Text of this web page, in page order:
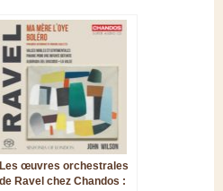
Les œuvres orchestrales
de Ravel chez Chandos :